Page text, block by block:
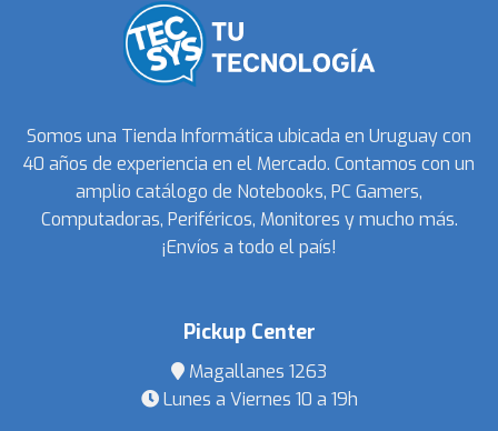
Somos una Tienda Informática ubicada en Uruguay con
40 años de experiencia en el Mercado. Contamos con un
amplio catálogo de Notebooks, PC Gamers,
Computadoras, Periféricos, Monitores y mucho más.
¡Envíos a todo el país!
Pickup Center
Magallanes 1263
Lunes a Viernes 10 a 19h